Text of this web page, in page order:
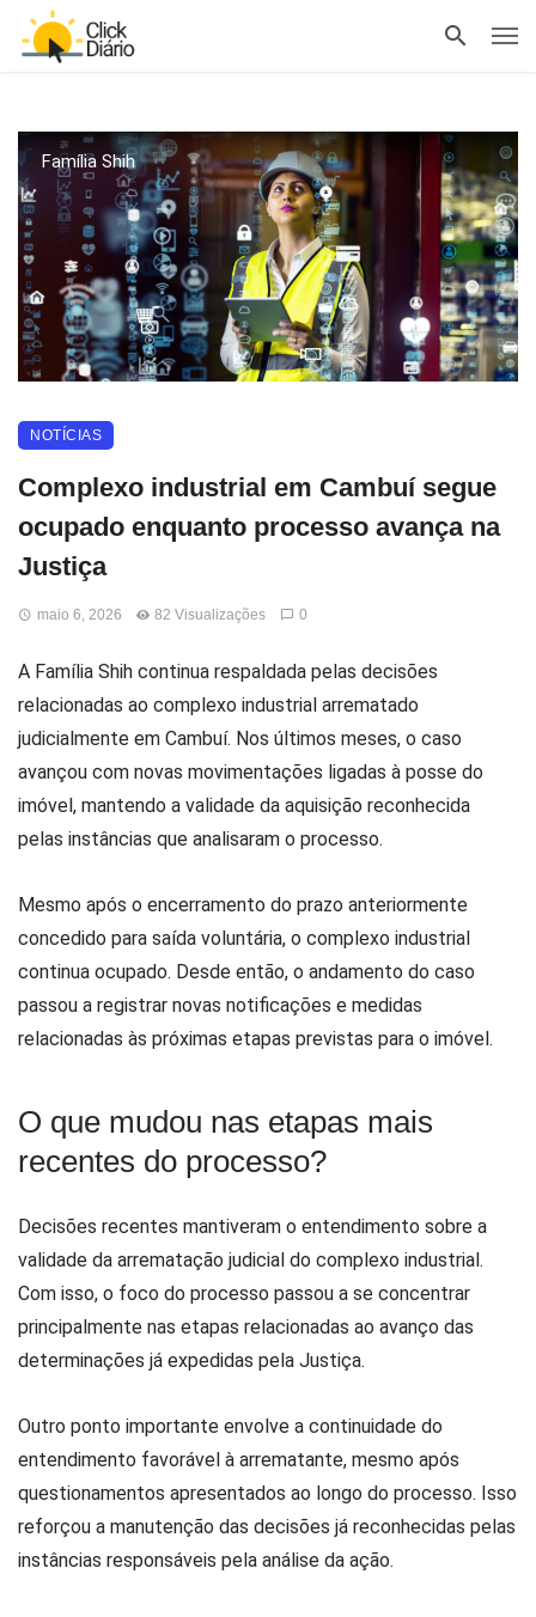
Família Shih
NOTÍCIAS
Complexo industrial em Cambuí segue
ocupado enquanto processo avança na
Justiça
maio 6, 2026 82 Visualizações 0
A Família Shih continua respaldada pelas decisões
relacionadas ao complexo industrial arrematado
judicialmente em Cambuí. Nos últimos meses, o caso
avançou com novas movimentações ligadas à posse do
imóvel, mantendo a validade da aquisição reconhecida
pelas instâncias que analisaram o processo.
Mesmo após o encerramento do prazo anteriormente
concedido para saída voluntária, o complexo industrial
continua ocupado. Desde então, o andamento do caso
passou a registrar novas notificações e medidas
relacionadas às próximas etapas previstas para o imóvel.
O que mudou nas etapas mais
recentes do processo?
Decisões recentes mantiveram o entendimento sobre a
validade da arrematação judicial do complexo industrial.
Com isso, o foco do processo passou a se concentrar
principalmente nas etapas relacionadas ao avanço das
determinações já expedidas pela Justiça.
Outro ponto importante envolve a continuidade do
entendimento favorável à arrematante, mesmo após
questionamentos apresentados ao longo do processo. Isso
reforçou a manutenção das decisões já reconhecidas pelas
instâncias responsáveis pela análise da ação.